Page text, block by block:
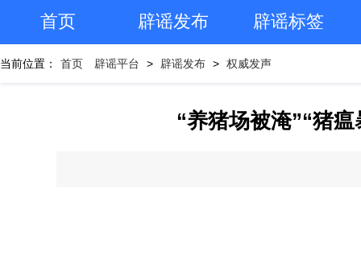
首页 辟谣发布 辟谣标签
当前位置： 首页 辟谣平台 > 辟谣发布 > 权威发声
“养猪场被淹”“猪